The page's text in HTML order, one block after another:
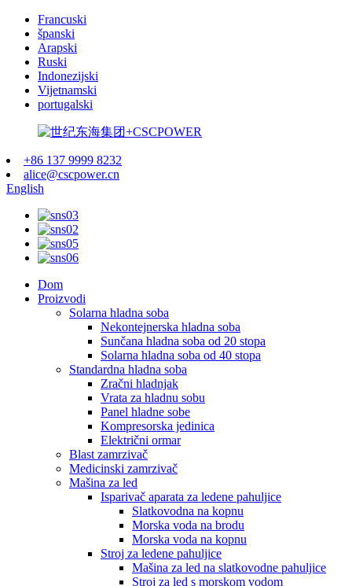
Francuski
španski
Arapski
Ruski
Indonezijski
Vijetnamski
portugalski
+86 137 9999 8232
alice@cscpower.cn
English
Dom
Proizvodi
Solarna hladna soba
Nekontejnerska hladna soba
Sunčana hladna soba od 20 stopa
Solarna hladna soba od 40 stopa
Standardna hladna soba
Zračni hladnjak
Vrata za hladnu sobu
Panel hladne sobe
Kompresorska jedinica
Električni ormar
Blast zamrzivač
Medicinski zamrzivač
Mašina za led
Isparivač aparata za ledene pahuljice
Slatkovodna na kopnu
Morska voda na brodu
Morska voda na kopnu
Stroj za ledene pahuljice
Mašina za led na slatkovodne pahuljice
Stroj za led s morskom vodom